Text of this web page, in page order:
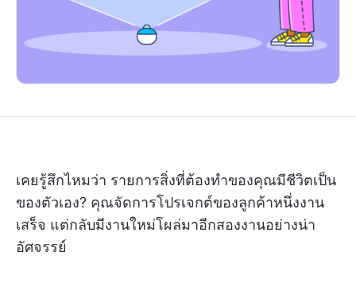
เคยรู้สึกไหมว่า รายการสิ่งที่ต้องทำของคุณมีชีวิตเป็น
ของตัวเอง? คุณจัดการโปรเจกต์ของลูกค้าหนึ่งงาน
เสร็จ แต่กลับมีงานใหม่โผล่มาอีกสองงานอย่างน่า
อัศจรรย์